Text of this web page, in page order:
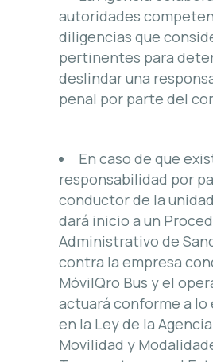
autoridades
diligencias que
pertinentes para
deslindar una
penal por parte del
En caso de que
responsabilidad por
conductor de la
dará inicio a un
Administrativo de
contra la empresa
MóvilQro Bus y el
actuará conforme a
en la Ley de la
Movilidad y